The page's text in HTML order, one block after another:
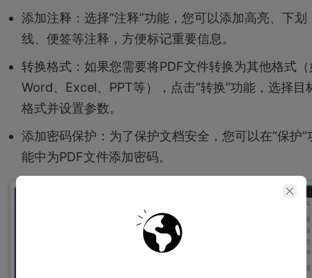
添加注释：选择“注释”功能，您可以添加高亮、下划
线、便签等注释，方便标记重要信息。
转换格式：如果您需要将PDF文件转换为其他格式（
Word、Excel、PPT等），点击“转换”功能，选择目
格式并设置参数。
添加密码保护：为了保护文档安全，您可以在“保护”
能中为PDF文件添加密码。